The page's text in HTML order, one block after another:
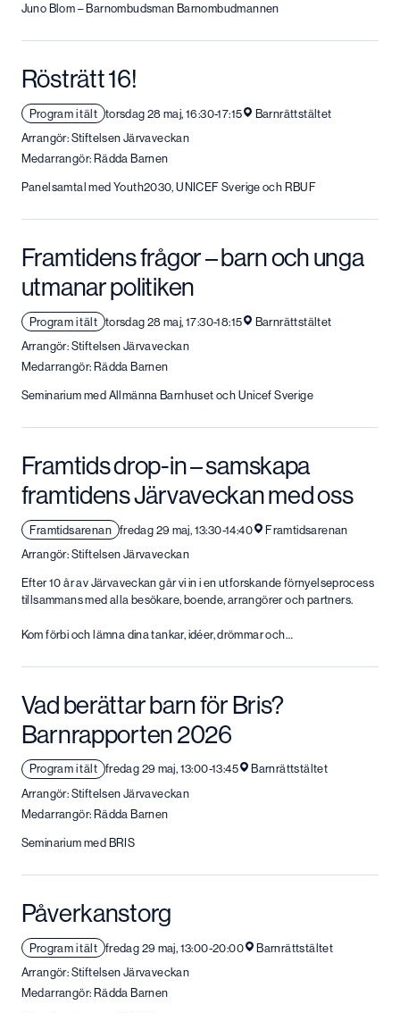
Juno Blom – Barnombudsman Barnombudmannen
Rösträtt 16!
Program i tält torsdag 28 maj, 16:30-17:15
Barnrättstältet
Arrangör: Stiftelsen Järvaveckan
Medarrangör: Rädda Barnen
Panelsamtal med Youth2030, UNICEF Sverige och RBUF
Framtidens frågor – barn och unga
utmanar politiken
Program i tält torsdag 28 maj, 17:30-18:15
Barnrättstältet
Arrangör: Stiftelsen Järvaveckan
Medarrangör: Rädda Barnen
Seminarium med Allmänna Barnhuset och Unicef Sverige
Framtids drop-in – samskapa
framtidens Järvaveckan med oss
Framtidsarenan fredag 29 maj, 13:30-14:40
Framtidsarenan
Arrangör: Stiftelsen Järvaveckan
Efter 10 år av Järvaveckan går vi in i en utforskande förnyelseprocess
tillsammans med alla besökare, boende, arrangörer och partners.
Kom förbi och lämna dina tankar, idéer, drömmar och…
Vad berättar barn för Bris?
Barnrapporten 2026
Program i tält fredag 29 maj, 13:00-13:45
Barnrättstältet
Arrangör: Stiftelsen Järvaveckan
Medarrangör: Rädda Barnen
Seminarium med BRIS
Påverkanstorg
Program i tält fredag 29 maj, 13:00-20:00
Barnrättstältet
Arrangör: Stiftelsen Järvaveckan
Medarrangör: Rädda Barnen